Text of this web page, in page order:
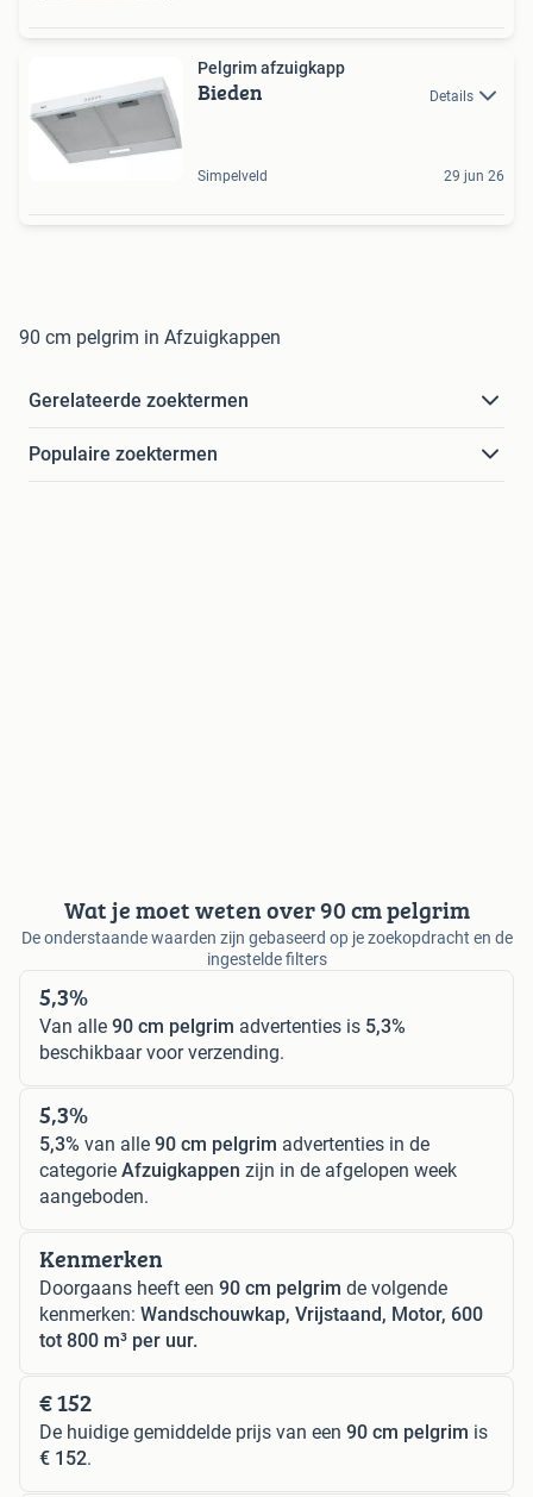
Pelgrim afzuigkapp
Bieden Details
Simpelveld 29 jun 26
90 cm pelgrim in Afzuigkappen
Gerelateerde zoektermen
Populaire zoektermen
Wat je moet weten over 90 cm pelgrim
De onderstaande waarden zijn gebaseerd op je zoekopdracht en de
ingestelde filters
5,3%
Van alle 90 cm pelgrim advertenties is 5,3%
beschikbaar voor verzending.
5,3%
5,3% van alle 90 cm pelgrim advertenties in de
categorie Afzuigkappen zijn in de afgelopen week
aangeboden.
Kenmerken
Doorgaans heeft een 90 cm pelgrim de volgende
kenmerken: Wandschouwkap, Vrijstaand, Motor, 600
tot 800 m³ per uur.
€ 152
De huidige gemiddelde prijs van een 90 cm pelgrim is
€ 152.